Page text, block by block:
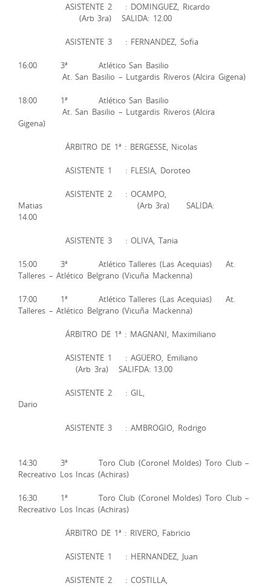
ASISTENTE 2 : DOMINGUEZ, Ricardo
(Arb 3ra) SALIDA: 12.00
ASISTENTE 3 : FERNANDEZ, Sofia
16:00 3ª Atlético San Basilio
At. San Basilio – Lutgardis Riveros (Alcira Gigena)
18:00 1ª Atlético San Basilio
At. San Basilio – Lutgardis Riveros (Alcira
Gigena)
ÁRBITRO DE 1ª : BERGESSE, Nicolas
ASISTENTE 1 : FLESIA, Doroteo
ASISTENTE 2 : OCAMPO,
Matias (Arb 3ra) SALIDA:
14.00
ASISTENTE 3 : OLIVA, Tania
15:00 3ª Atlético Talleres (Las Acequias) At.
Talleres – Atlético Belgrano (Vicuña Mackenna)
17:00 1ª Atlético Talleres (Las Acequias) At.
Talleres – Atlético Belgrano (Vicuña Mackenna)
ÁRBITRO DE 1ª : MAGNANI, Maximiliano
ASISTENTE 1 : AGÜERO, Emiliano
(Arb 3ra) SALIFDA: 13.00
ASISTENTE 2 : GIL,
Dario
ASISTENTE 3 : AMBROGIO, Rodrigo
14:30 3ª Toro Club (Coronel Moldes) Toro Club –
Recreativo Los Incas (Achiras)
16:30 1ª Toro Club (Coronel Moldes) Toro Club –
Recreativo Los Incas (Achiras)
ÁRBITRO DE 1ª : RIVERO, Fabricio
ASISTENTE 1 : HERNANDEZ, Juan
ASISTENTE 2 : COSTILLA,